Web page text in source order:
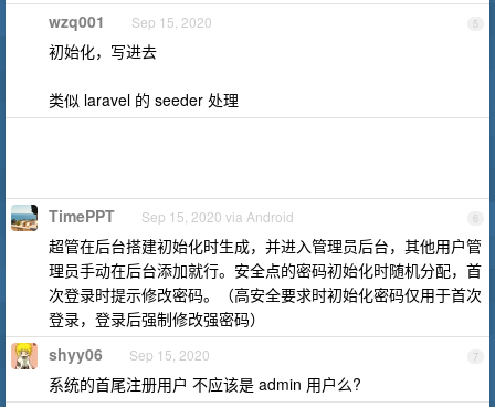
5
wzq001 Sep 15, 2020
初始化，写进去
类似 laravel 的 seeder 处理
6
TimePPT Sep 15, 2020 via Android
超管在后台搭建初始化时生成，并进入管理员后台，其他用户管
理员手动在后台添加就行。安全点的密码初始化时随机分配，首
次登录时提示修改密码。（高安全要求时初始化密码仅用于首次
登录，登录后强制修改强密码）
7
shyy06 Sep 15, 2020
系统的首尾注册用户 不应该是 admin 用户么?